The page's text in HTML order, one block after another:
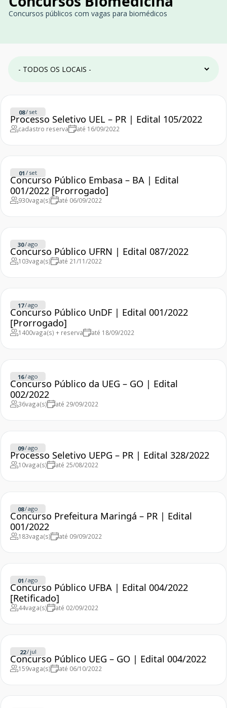
Concursos públicos com vagas para biomédicos
08/ set
Processo Seletivo UEL – PR | Edital 105/2022
cadastro reserva até 16/09/2022
01 / set
Concurso Público Embasa – BA | Edital
001/2022 [Prorrogado]
930vaga(s) até 06/09/2022
30/ago
Concurso Público UFRN | Edital 087/2022
103vaga(s) até 21/11/2022
17/ago
Concurso Público UnDF | Edital 001/2022
[Prorrogado]
1400vaga(s) + reserva até 18/09/2022
16/ago
Concurso Público da UEG – GO | Edital
002/2022
36vaga(s) até 29/09/2022
09/ago
Processo Seletivo UEPG – PR | Edital 328/2022
10vaga(s) até 25/08/2022
08/ago
Concurso Prefeitura Maringá – PR | Edital
001/2022
183vaga(s) até 09/09/2022
01 /ago
Concurso Público UFBA | Edital 004/2022
[Retificado]
44vaga(s) até 02/09/2022
22/ jul
Concurso Público UEG – GO | Edital 004/2022
159vaga(s) até 06/10/2022